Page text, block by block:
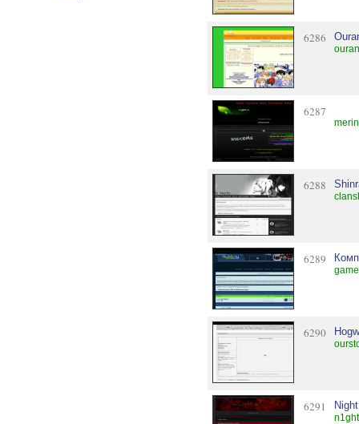
6286
6287
6288
6289
6290
6291